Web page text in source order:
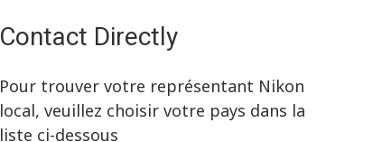
Contact Directly
Pour trouver votre représentant Nikon
local, veuillez choisir votre pays dans la
liste ci-dessous